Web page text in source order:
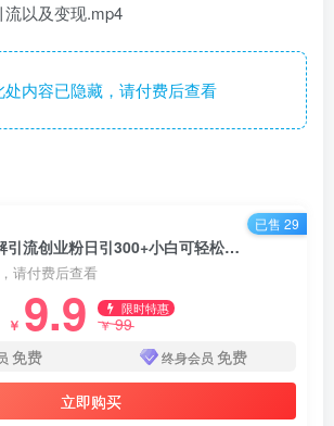
以及变现.mp4
内容已隐藏，请付费后查看
哔哩哔哩项目拆解引流创业粉日引300+小白可轻松上手【揭秘】
请付费后查看
￥ 9.9 限时特惠
￥99
免费 终身会员 免费
立即购买
已售 29